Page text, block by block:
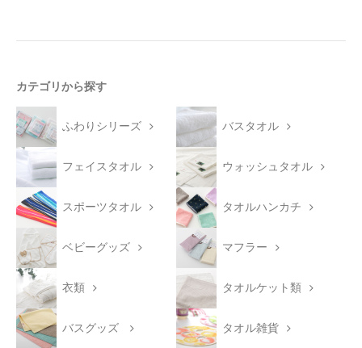
お問い合わせ
カテゴリから探す
ふわりシリーズ バスタオル
フェイスタオル ウォッシュタオル
スポーツタオル タオルハンカチ
ベビーグッズ マフラー
衣類 タオルケット類
バスグッズ タオル雑貨